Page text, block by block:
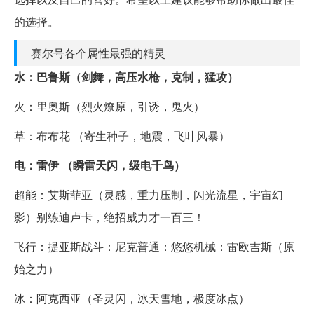
的选择。
赛尔号各个属性最强的精灵
水：巴鲁斯（剑舞，高压水枪，克制，猛攻）
火：里奥斯（烈火燎原，引诱，鬼火）
草：布布花 （寄生种子，地震，飞叶风暴）
电：雷伊 （瞬雷天闪，级电千鸟）
超能：艾斯菲亚（灵感，重力压制，闪光流星，宇宙幻
影）别练迪卢卡，绝招威力才一百三！
飞行：提亚斯战斗：尼克普通：悠悠机械：雷欧吉斯（原
始之力）
冰：阿克西亚（圣灵闪，冰天雪地，极度冰点）